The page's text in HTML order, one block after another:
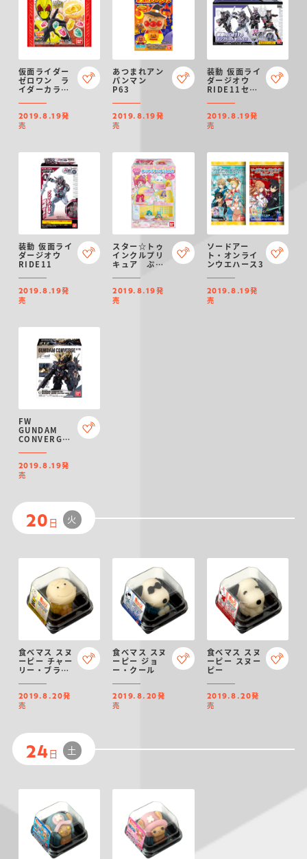
仮面ライダー
ゼロワン ラ
イダーカラフ
ラ味）
2019.8.19発
売
あつまれアン
パンマン
P63
2019.8.19発
売
装動 仮面ライ
ダージオウ
RIDE11セッ
2019.8.19発
売
装動 仮面ライ
ダージオウ
RIDE11
2019.8.19発
売
スター☆トゥ
インクルプリ
キュア ぷり
ン おつきさ
まのゆうえん
ち
2019.8.19発
売
ソードアー
ト・オンライ
ンウエハース3
2019.8.19発
売
FW
GUNDAM
CONVERGE
2019.8.19発
売
20 日 火
食べマス スヌ
ーピー チャー
リー・ブラウ
2019.8.20発
売
食べマス スヌ
ーピー ジョ
ー・クール
2019.8.20発
売
食べマス スヌ
ーピー スヌー
ピー
2019.8.20発
売
24日 土